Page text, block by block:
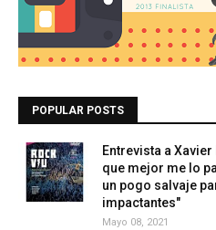
POPULAR POSTS
Entrevista a
que mejor me lo
un pogo salvaje
impactantes"
Mayo 08, 2021